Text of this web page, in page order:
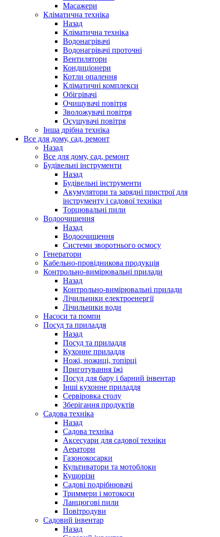
Масажери
Кліматична техніка
Назад
Кліматична техніка
Водонагрівачі
Водонагрівачі проточні
Вентилятори
Кондиціонери
Котли опалення
Кліматичні комплекси
Обігрівачі
Очищувачі повітря
Зволожувачі повітря
Осушувачі повітря
Інша дрібна техніка
Все для дому, сад, ремонт
Назад
Все для дому, сад, ремонт
Будівельні інструменти
Назад
Будівельні інструменти
Акумулятори та зарядні пристрої для
інструменту і садової техніки
Торцювальні пили
Водоочищення
Назад
Водоочищення
Системи зворотнього осмосу
Генератори
Кабельно-провідникова продукція
Контрольно-вимірювальні прилади
Назад
Контрольно-вимірювальні прилади
Лічильники електроенергії
Лічильники води
Насоси та помпи
Посуд та приладдя
Назад
Посуд та приладдя
Кухонне приладдя
Ножі, ножиці, топірці
Приготування їжі
Посуд для бару і барний інвентар
Інші кухонне приладдя
Сервіровка столу
Зберігання продуктів
Садова техніка
Назад
Садова техніка
Аксесуари для садової техніки
Аератори
Газонокосарки
Культиватори та мотоблоки
Кущорізи
Садові подрібнювачі
Триммери і мотокоси
Ланцюгові пили
Повітродуви
Садовий інвентар
Назад